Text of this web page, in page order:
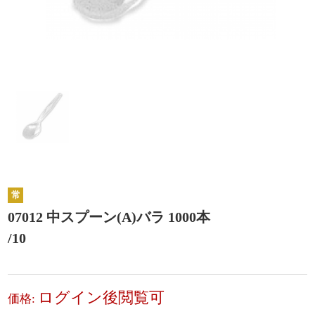
常
07012 中スプーン(A)バラ 1000本
/10
価格: ログイン後閲覧可